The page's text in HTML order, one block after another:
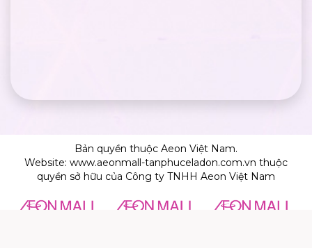
Bản quyền thuộc Aeon Việt Nam.
Website: www.aeonmall-tanphuceladon.com.vn thuộc
quyền sở hữu của Công ty TNHH Aeon Việt Nam